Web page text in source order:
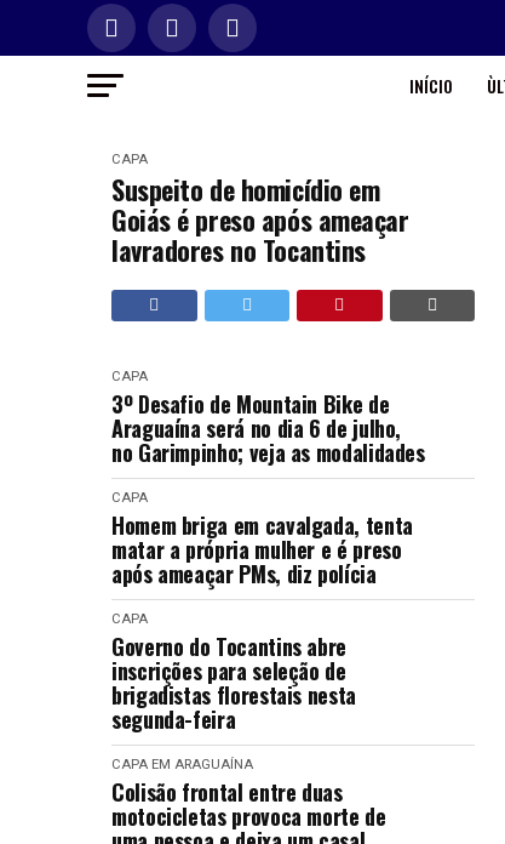
INÍCIO
CAPA
Suspeito de homicídio em
Goiás é preso após ameaçar
lavradores no Tocantins
CAPA
3º Desafio de Mountain Bike de
Araguaína será no dia 6 de julho,
no Garimpinho; veja as modalidades
CAPA
Homem briga em cavalgada, tenta
matar a própria mulher e é preso
após ameaçar PMs, diz polícia
CAPA
Governo do Tocantins abre
inscrições para seleção de
brigadistas florestais nesta
segunda-feira
CAPA EM ARAGUAÍNA
Colisão frontal entre duas
motocicletas provoca morte de